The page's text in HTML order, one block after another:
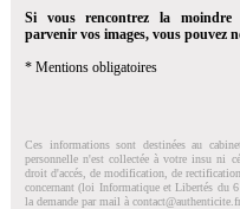
Si vous rencontrez la
parvenir vos images, vous pouvez
* Mentions obligatoires
Ces informations sont destinées au
personnelle n'est collectée à votre insu ni
droit d'accés, de modification, de
concernant (loi Informatique et Libertés du
la demande par mail à contact@authenticite.fr